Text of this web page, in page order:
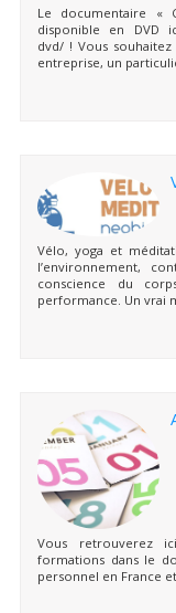
Le documentaire «
disponible en DVD
dvd/ ! Vous
entreprise, un
Vélo, yoga et
l’environnement,
conscience du
performance. Un vrai
Vous retrouverez
formations dans le
personnel en France